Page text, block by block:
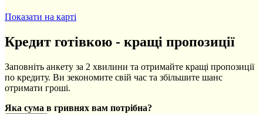
Показати на карті
Кредит готівкою - кращі пропозиції
Заповніть анкету за 2 хвилини та отримайте кращі пропозиції
по кредиту. Ви зекономите свій час та збільшите шанс
отримати гроші.
Яка сума в гривнях вам потрібна?